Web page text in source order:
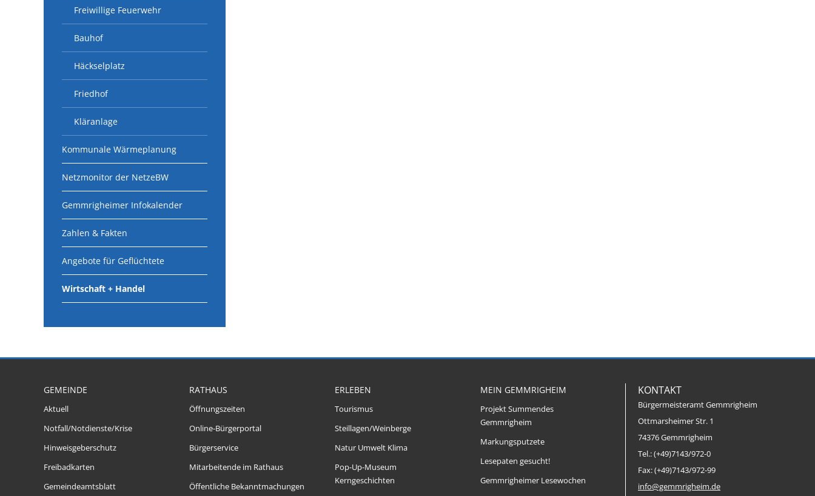
Freiwillige Feuerwehr
Bauhof
Häckselplatz
Friedhof
Kläranlage
Kommunale Wärmeplanung
Netzmonitor der NetzeBW
Gemmrigheimer Infokalender
Zahlen & Fakten
Angebote für Geflüchtete
Wirtschaft + Handel
GEMEINDE
Aktuell
Notfall/Notdienste/Krise
Hinweisgeberschutz
Freibadkarten
Gemeindeamtsblatt
RATHAUS
Öffnungszeiten
Online-Bürgerportal
Bürgerservice
Mitarbeitende im Rathaus
Öffentliche Bekanntmachungen
ERLEBEN
Tourismus
Steillagen/Weinberge
Natur Umwelt Klima
Pop-Up-Museum
Kerngeschichten
MEIN GEMMRIGHEIM
Projekt Summendes
Gemmrigheim
Markungsputzete
Lesepaten gesucht!
Gemmrigheimer Lesewochen
KONTAKT
Bürgermeisteramt Gemmrigheim
Ottmarsheimer Str. 1
74376 Gemmrigheim
Tel.: (+49)7143/972-0
Fax: (+49)7143/972-99
info@gemmrigheim.de